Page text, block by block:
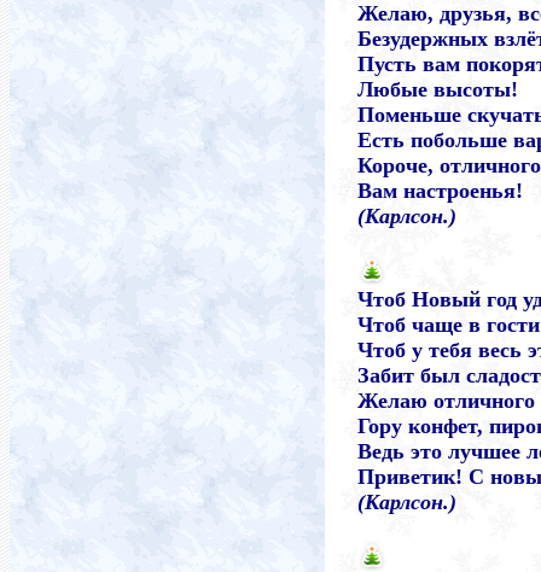
Желаю, друзья,
Безудержных
Пусть вам
Любые высоты!
Поменьше
Есть побольше
Короче, отличного
Вам настроенья!
(Карлсон.)
Чтоб Новый год
Чтоб чаще в
Чтоб у тебя весь
Забит был
Желаю отличного
Гору конфет,
Ведь это лучшее
Приветик! С
(Карлсон.)